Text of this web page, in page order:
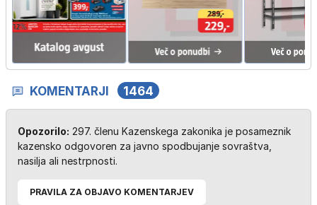
KOMENTARJI 1464
Opozorilo: 297. členu Kazenskega zakonika je posameznik
kazensko odgovoren za javno spodbujanje sovraštva,
nasilja ali nestrpnosti.
PRAVILA ZA OBJAVO KOMENTARJEV